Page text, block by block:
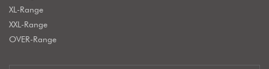
XL-Range
XXL-Range
OVER-Range